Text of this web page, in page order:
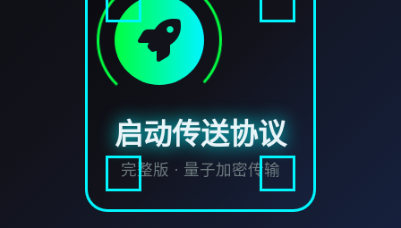
启动传送协议
完整版 · 量子加密传输